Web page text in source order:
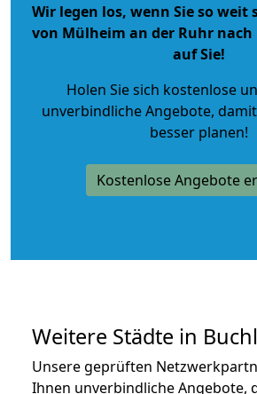
Wir legen los, wenn Sie so weit
von Mülheim an der Ruhr
auf Sie!
Holen Sie sich kostenlose
unverbindliche Angebote,
besser planen!
Kostenlose Angebote
Weitere Städte in
Unsere geprüften
Ihnen unverbindliche Angebote,